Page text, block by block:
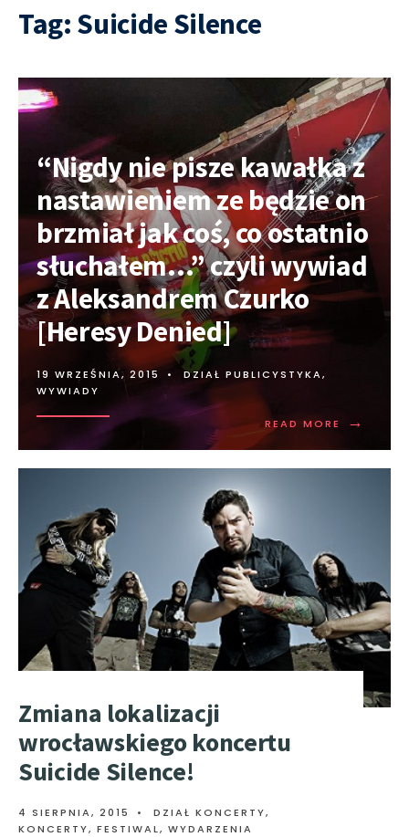
Tag: Suicide Silence
“Nigdy nie pisze kawałka z
nastawieniem ze będzie on
brzmiał jak coś, co ostatnio
słuchałem…” czyli wywiad
z Aleksandrem Czurko
[Heresy Denied]
19 WRZEŚNIA, 2015 • DZIAŁ PUBLICYSTYKA,
WYWIADY
READ MORE →
Zmiana lokalizacji
wrocławskiego koncertu
Suicide Silence!
4 SIERPNIA, 2015 • DZIAŁ KONCERTY,
KONCERTY, FESTIWAL, WYDARZENIA